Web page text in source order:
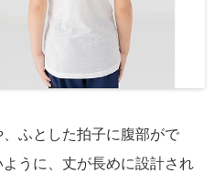
ふとした拍子に腹部がで
うに、丈が長めに設計され